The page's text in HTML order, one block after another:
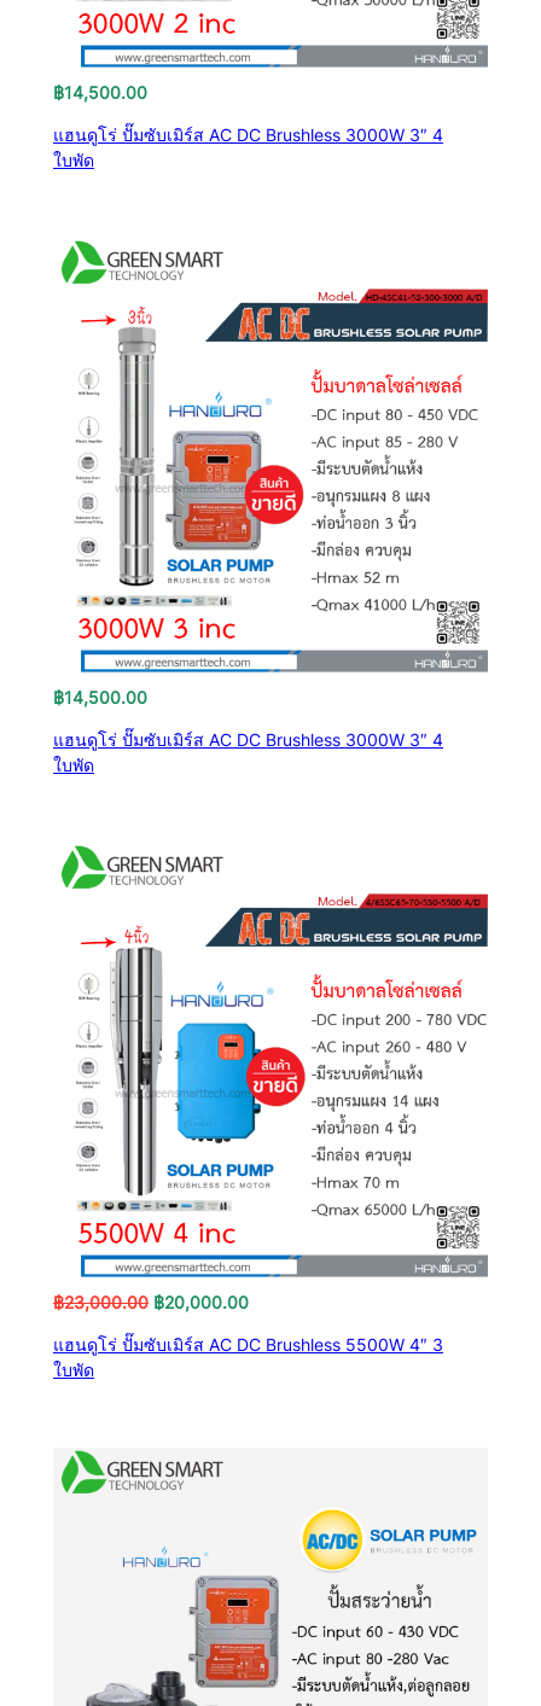
฿14,500.00
แฮนดูโร่ ปั๊มซับเมิร์ส AC DC Brushless 3000W 3″ 4
ใบพัด
฿14,500.00
แฮนดูโร่ ปั๊มซับเมิร์ส AC DC Brushless 3000W 3″ 4
ใบพัด
฿23,000.00 Original
was:
฿20,000.00Current
is:
แฮนดูโร่ ปั๊มซับเมิร์ส AC DC Brushless 5500W 4″ 3
ใบพัด